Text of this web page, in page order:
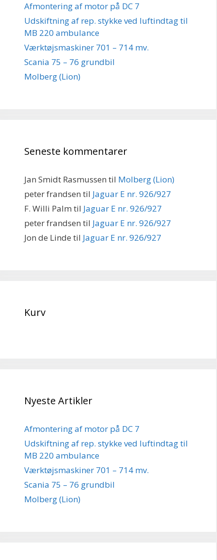
Afmontering af motor på DC 7
Udskiftning af rep. stykke ved luftindtag til
MB 220 ambulance
Værktøjsmaskiner 701 – 714 mv.
Scania 75 – 76 grundbil
Molberg (Lion)
Seneste kommentarer
Jan Smidt Rasmussen til Molberg (Lion)
peter frandsen til Jaguar E nr. 926/927
F. Willi Palm til Jaguar E nr. 926/927
peter frandsen til Jaguar E nr. 926/927
Jon de Linde til Jaguar E nr. 926/927
Kurv
Nyeste Artikler
Afmontering af motor på DC 7
Udskiftning af rep. stykke ved luftindtag til
MB 220 ambulance
Værktøjsmaskiner 701 – 714 mv.
Scania 75 – 76 grundbil
Molberg (Lion)